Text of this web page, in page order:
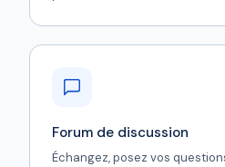
Forum de discussion
Échangez, posez vos